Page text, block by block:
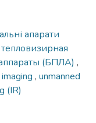
апарати
тепловизирная
(БПЛА) ,
, unmanned
(IR)